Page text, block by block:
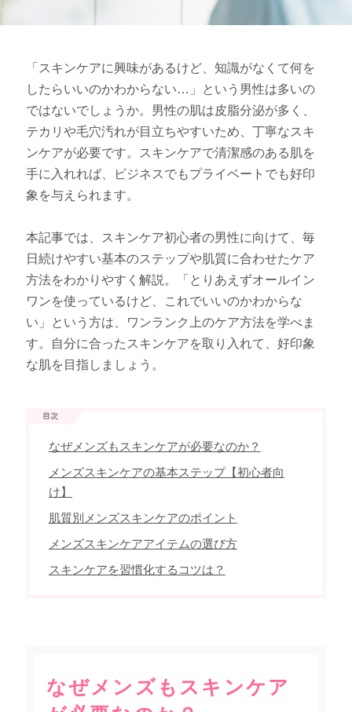
「スキンケアに興味があるけど、知識がなくて何を
したらいいのかわからない…」という男性は多いの
ではないでしょうか。男性の肌は皮脂分泌が多く、
テカリや毛穴汚れが目立ちやすいため、丁寧なスキ
ンケアが必要です。スキンケアで清潔感のある肌を
手に入れれば、ビジネスでもプライベートでも好印
象を与えられます。
本記事では、スキンケア初心者の男性に向けて、毎
日続けやすい基本のステップや肌質に合わせたケア
方法をわかりやすく解説。「とりあえずオールイン
ワンを使っているけど、これでいいのかわからな
い」という方は、ワンランク上のケア方法を学べま
す。自分に合ったスキンケアを取り入れて、好印象
な肌を目指しましょう。
なぜメンズもスキンケアが必要なのか？
メンズスキンケアの基本ステップ【初心者向
け】
肌質別メンズスキンケアのポイント
メンズスキンケアアイテムの選び方
スキンケアを習慣化するコツは？
なぜメンズもスキンケア